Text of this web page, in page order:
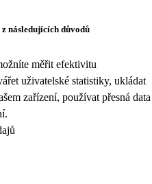
následujících důvodů
měřit efektivitu
uživatelské statistiky, ukládat
zařízení, používat přesná data